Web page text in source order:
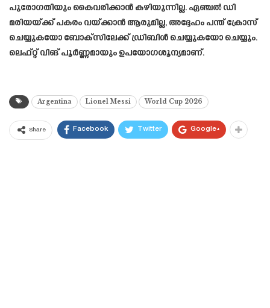
പുരോഗതിയും കൈവരിക്കാൻ കഴിയുന്നില്ല. ഏഞ്ചൽ ഡി
മരിയയ്ക്ക് പകരം വയ്ക്കാൻ ആരുമില്ല, അദ്ദേഹം പന്ത് ക്രോസ്
ചെയ്യുകയോ ബോക്സിലേക്ക് ഡ്രിബിൾ ചെയ്യുകയോ ചെയ്യും.
ലെഫ്റ്റ് വിങ് പൂർണ്ണമായും ഉപയോഗശൂന്യമാണ്.
Argentina Lionel Messi World Cup 2026
Share Facebook Twitter Google+